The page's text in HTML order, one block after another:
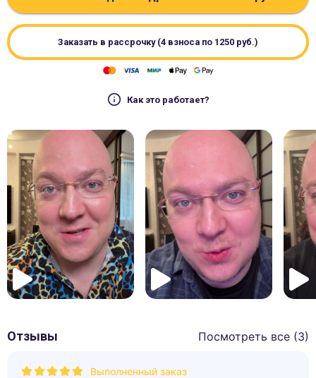
Заказать в рассрочку (4 взноса по 1250 руб.)
Как это работает?
Отзывы Посмотреть все (3)
Выполненный заказ